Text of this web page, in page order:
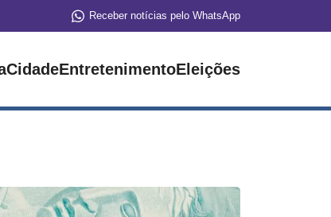
Receber notícias pelo WhatsApp
CidadeEntretenimentoEleições